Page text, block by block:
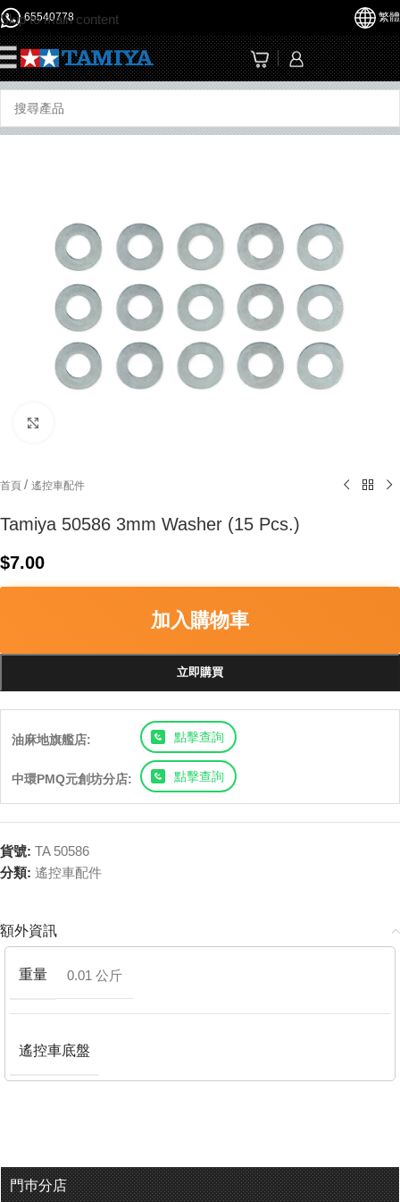
Skip to main content
65540778 繁體
首頁 / 遙控車配件
Tamiya 50586 3mm Washer (15 Pcs.)
$7.00
加入購物車
立即購買
油麻地旗艦店: 點擊查詢
中環PMQ元創坊分店: 點擊查詢
貨號: TA 50586
分類: 遙控車配件
額外資訊
重量 0.01 公斤
遙控車底盤
門巿分店